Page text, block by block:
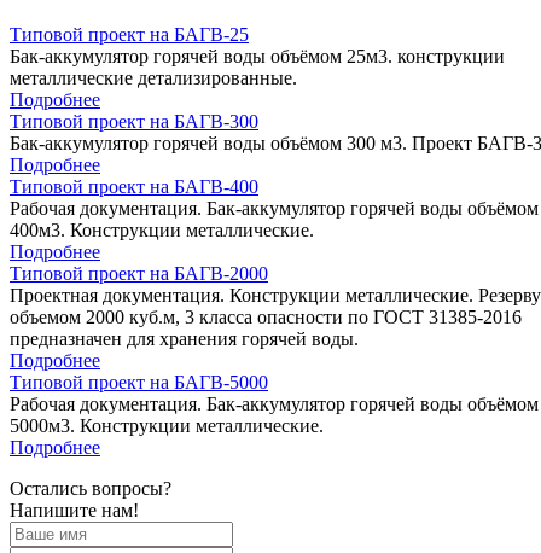
Типовой проект на БАГВ-25
Бак-аккумулятор горячей воды объёмом 25м3. конструкции
металлические детализированные.
Подробнее
Типовой проект на БАГВ-300
Бак-аккумулятор горячей воды объёмом 300 м3. Проект БАГВ-
Подробнее
Типовой проект на БАГВ-400
Рабочая документация. Бак-аккумулятор горячей воды объёмом
400м3. Конструкции металлические.
Подробнее
Типовой проект на БАГВ-2000
Проектная документация. Конструкции металлические.
объемом 2000 куб.м, 3 класса опасности по ГОСТ 31385-2016
предназначен для хранения горячей воды.
Подробнее
Типовой проект на БАГВ-5000
Рабочая документация. Бак-аккумулятор горячей воды объёмом
5000м3. Конструкции металлические.
Подробнее
Остались вопросы?
Напишите нам!